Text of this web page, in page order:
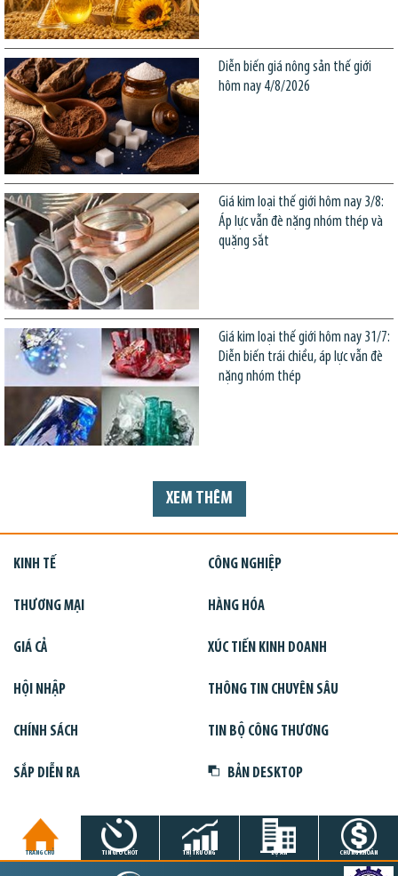
Diễn biến giá nông sản thế giới
hôm nay 4/8/2026
Giá kim loại thế giới hôm nay 3/8:
Áp lực vẫn đè nặng nhóm thép và
quặng sắt
Giá kim loại thế giới hôm nay 31/7:
Diễn biến trái chiều, áp lực vẫn đè
nặng nhóm thép
XEM THÊM
KINH TẾ CÔNG NGHIỆP
THƯƠNG MẠI HÀNG HÓA
GIÁ CẢ XÚC TIẾN KINH DOANH
HỘI NHẬP THÔNG TIN CHUYÊN SÂU
CHÍNH SÁCH TIN BỘ CÔNG THƯƠNG
SẮP DIỄN RA BẢN DESKTOP
TRANG CHỦ TIN GIỜ CHÓT THỊ TRƯỜNG DỰ ÁN CHỨNG KHOÁN